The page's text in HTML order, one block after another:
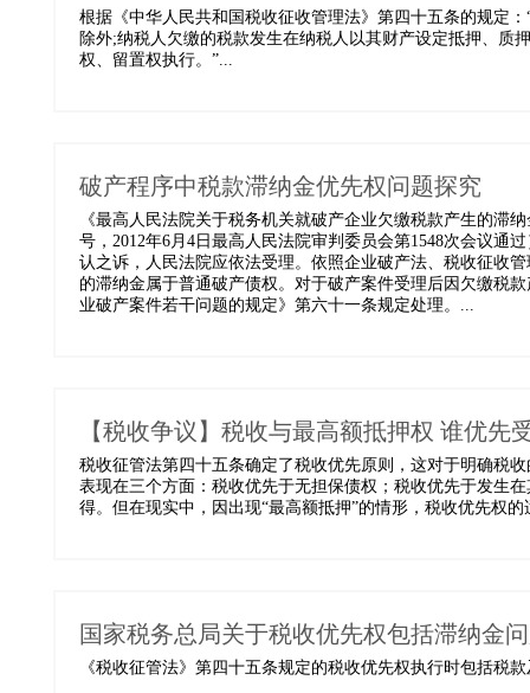
根据《中华人民共和国税收征收管理法》第四十五条的规定
除外;纳税人欠缴的税款发生在纳税人以其财产设定抵押、质
权、留置权执行。”...
破产程序中税款滞纳金优先权问题探究
《最高人民法院关于税务机关就破产企业欠缴税款产生的滞
号，2012年6月4日最高人民法院审判委员会第1548次会议通
认之诉，人民法院应依法受理。依照企业破产法、税收征收
的滞纳金属于普通破产债权。对于破产案件受理后因欠缴税
业破产案件若干问题的规定》第六十一条规定处理。...
【税收争议】税收与最高额抵押权 谁优先
税收征管法第四十五条确定了税收优先原则，这对于明确税
表现在三个方面：税收优先于无担保债权；税收优先于发生
得。但在现实中，因出现“最高额抵押”的情形，税收优先权
国家税务总局关于税收优先权包括滞纳金
《税收征管法》第四十五条规定的税收优先权执行时包括税